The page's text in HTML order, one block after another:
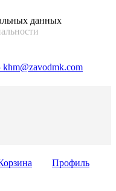
данных
khm@zavodmk.com
Профиль